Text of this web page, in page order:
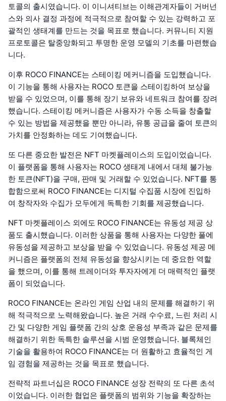
토콜의 출시였습니다. 이 이니셔티브는 이해관계자들이 거버넌
스와 의사 결정 과정에 적극적으로 참여할 수 있는 강력하고 포
괄적인 생태계를 만드는 것을 목표로 했습니다. 커뮤니티 지원
프로토콜은 탈중앙화되고 투명한 운영 모델의 기초를 마련했습
니다.
이후 ROCO FINANCE는 스테이킹 메커니즘을 도입했습니다.
이 기능을 통해 사용자는 ROCO 토큰을 스테이킹하여 보상을
받을 수 있었으며, 이를 통해 장기 보유와 네트워크 참여를 장려
했습니다. 스테이킹 메커니즘은 사용자가 수동 소득을 창출할
수 있는 방법을 제공했을 뿐만 아니라, 유통 공급을 줄여 토큰의
가치를 안정화하는 데도 기여했습니다.
또 다른 중요한 발전은 NFT 마켓플레이스의 도입이었습니다.
이 플랫폼을 통해 사용자는 ROCO 생태계 내에서 대체 불가능
한 토큰(NFT)을 구매, 판매 및 거래할 수 있었습니다. NFT를 통
합함으로써 ROCO FINANCE는 디지털 수집품 시장에 진입하
여 창작자와 수집가 모두에게 독특한 기회를 제공했습니다.
NFT 마켓플레이스 외에도 ROCO FINANCE는 유동성 제공 상
품도 출시했습니다. 이러한 상품을 통해 사용자는 다양한 풀에
유동성을 제공하고 보상을 받을 수 있었습니다. 유동성 제공 메
커니즘은 플랫폼의 전체 유동성을 향상시키는 데 중요한 역할
을 했으며, 이를 통해 트레이더와 투자자에게 더 매력적인 플랫
폼이 되었습니다.
ROCO FINANCE는 온라인 게임 산업 내의 문제를 해결하기 위
해 적극적으로 노력해왔습니다. 높은 거래 수수료, 느린 처리 시
간 및 다양한 게임 플랫폼 간의 상호 운용성 부족과 같은 문제를
해결하기 위한 독특한 솔루션을 시범 운영했습니다. 블록체인
기술을 활용하여 ROCO FINANCE는 더 원활하고 효율적인 게
임 경험을 제공하는 것을 목표로 했습니다.
전략적 파트너십은 ROCO FINANCE 성장 전략의 또 다른 초석
이었습니다. 이러한 협업은 플랫폼의 범위와 기능을 확장하는